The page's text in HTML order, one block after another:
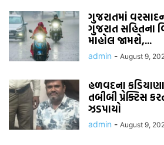
ગુજરાતમાં
ગુજરાત સહિતના
માહોલ જામશે,...
admin - August 9,
હળવદના
તબીબી પ્રેક્ટિસ
ઝડપાયો
admin - August 9,